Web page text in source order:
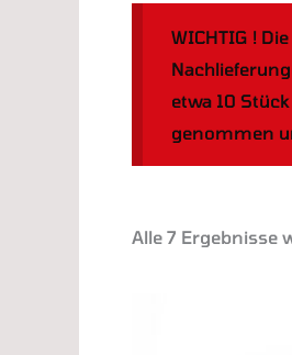
WICHTIG !
etwa 10
genommen
Alle 7 Ergebnisse